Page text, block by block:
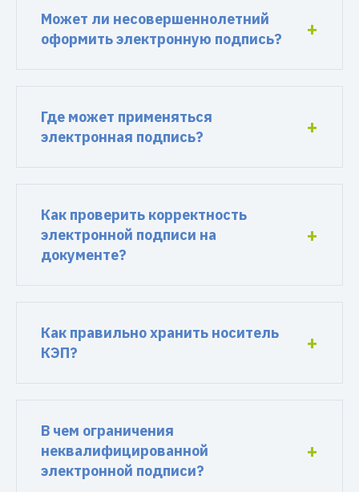
Может ли несовершеннолетний
оформить электронную подпись?
Где может применяться
электронная подпись?
Как проверить корректность
электронной подписи на
документе?
Как правильно хранить носитель
КЭП?
В чем ограничения
неквалифицированной
электронной подписи?